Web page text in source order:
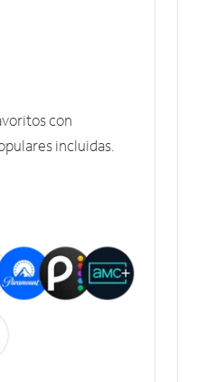
con
incluidas.